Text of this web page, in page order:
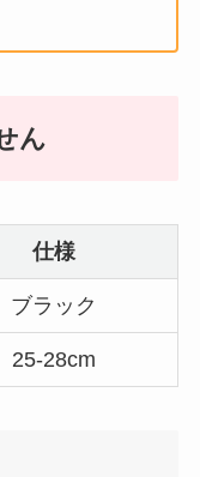
ん
仕様
ブラック
25-28cm